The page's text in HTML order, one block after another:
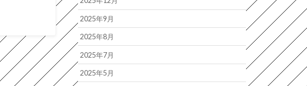
2025年9月
2025年8月
2025年7月
2025年5月